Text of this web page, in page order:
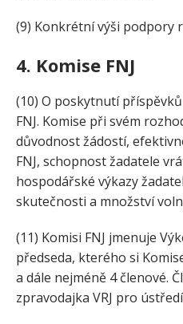
(9) Konkrétní výši podpory
4. Komise FNJ
(10) O poskytnutí
FNJ. Komise při svém
důvodnost žádostí,
FNJ, schopnost žadatele
hospodářské výkazy
skutečnosti a množství
(11) Komisi FNJ jmenuje
předseda, kterého si
a dále nejméně 4 členové.
zpravodajka VRJ pro